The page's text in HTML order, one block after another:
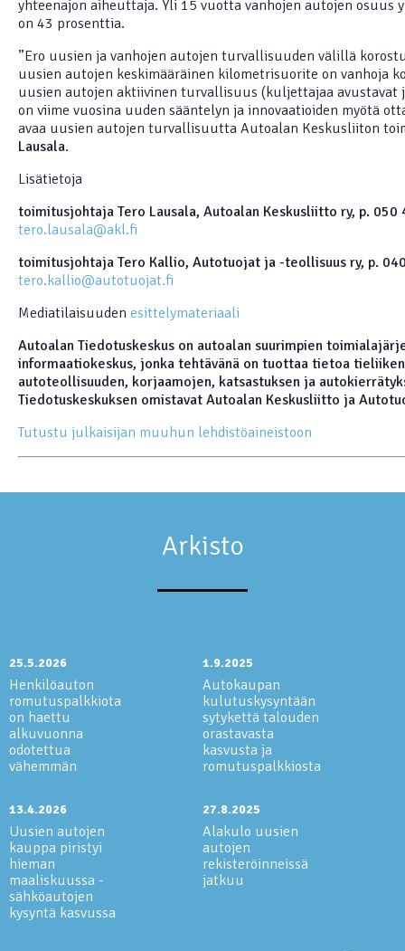
yhteenajon aiheuttaja. Yli 15 vuotta vanhojen autojen osuus
on 43 prosenttia.
”Ero uusien ja vanhojen autojen turvallisuuden välillä
uusien autojen keskimääräinen kilometrisuorite on vanhoja
uusien autojen aktiivinen turvallisuus (kuljettajaa avustavat
on viime vuosina uuden sääntelyn ja innovaatioiden myötä
avaa uusien autojen turvallisuutta Autoalan Keskusliiton
Lausala.
Lisätietoja
toimitusjohtaja Tero Lausala, Autoalan Keskusliitto ry, p. 050
tero.lausala@akl.fi
toimitusjohtaja Tero Kallio, Autotuojat ja -teollisuus ry, p.
tero.kallio@autotuojat.fi
Mediatilaisuuden esittelymateriaali
Autoalan Tiedotuskeskus on autoalan suurimpien
informaatiokeskus, jonka tehtävänä on tuottaa tietoa
autoteollisuuden, korjaamojen, katsastuksen ja
Tiedotuskeskuksen omistavat Autoalan Keskusliitto ja
Tutustu julkaisijan muuhun lehdistöaineistoon
Arkisto
25.5.2026
Henkilöauton
romutuspalkkiota
on haettu
alkuvuonna
odotettua
vähemmän
13.4.2026
Uusien autojen
kauppa piristyi
hieman
maaliskuussa -
sähköautojen
kysyntä kasvussa
1.9.2025
Autokaupan
kulutuskysyntään
sytykettä talouden
orastavasta
kasvusta ja
romutuspalkkiosta
27.8.2025
Alakulo uusien
autojen
rekisteröinneissä
jatkuu